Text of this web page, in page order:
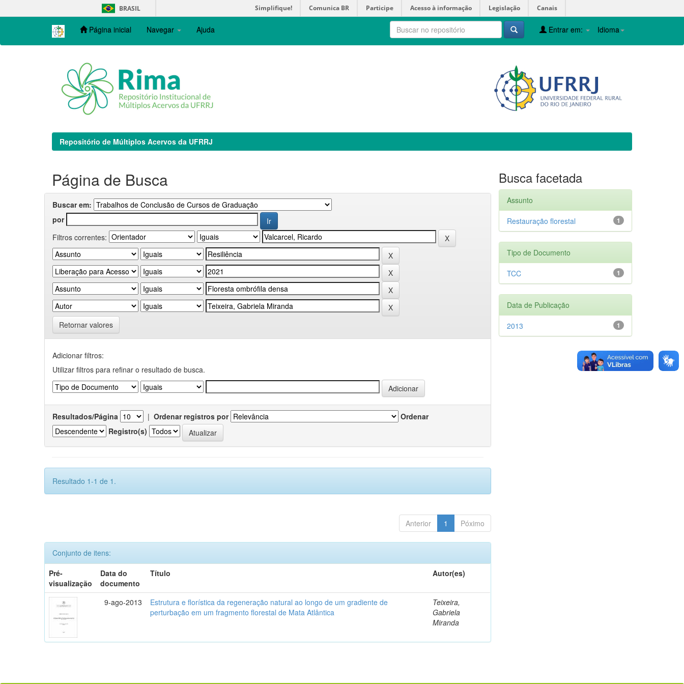
navigation
BRASIL Simplifique! Comunica BR Participe Acesso à informação Legislação Canais
Página inicial Navegar Ajuda Idioma
Entrar em:
Repositório de Múltiplos Acervos da UFRRJ
Página de Busca
Buscar em:
por
Filtros correntes:
Retornar valores
Adicionar filtros:
Utilizar filtros para refinar o resultado de busca.
Resultados/Página | Ordenar registros por
Ordenar
Registro(s)
Resultado 1-1 de 1.
Anterior 1 Póximo
Conjunto de itens:
Pré-
visualização
Data do
documento
Título Autor(es)
9-ago-2013
Estrutura e florística da regeneração natural ao longo de um gradiente de
perturbação em um fragmento florestal de Mata Atlântica
Teixeira,
Gabriela
Miranda
Busca facetada
Assunto
1
Restauração florestal
Tipo de Documento
1
TCC
Data de Publicação
1
2013